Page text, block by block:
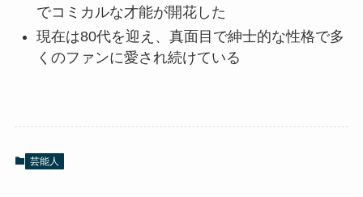
でコミカルな才能が開花した
現在は80代を迎え、真面目で紳士的な性格で多
くのファンに愛され続けている
芸能人